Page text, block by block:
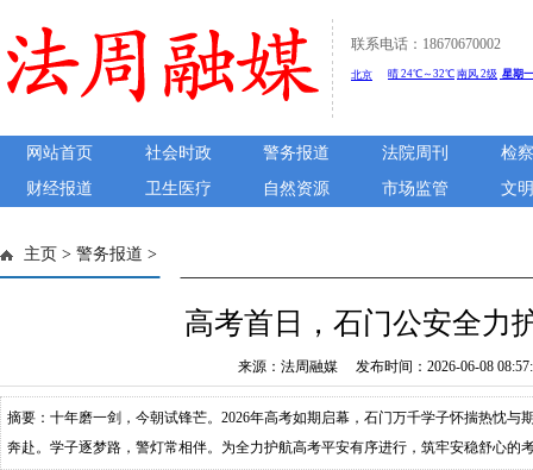
联系电话：18670670002
网站首页 社会时政 警务报道 法院周刊
检
财经报道
卫生医疗 自然资源 市场监管 文
主页 > 警务报道 >
高考首日，石门公安全力
来源：法周融媒 发布时间：2026-06-08
摘要：十年磨一剑，今朝试锋芒。2026年高考如期启幕，石门万千学子怀揣热忱与
奔赴。学子逐梦路，警灯常相伴。为全力护航高考平安有序进行，筑牢安稳舒心的